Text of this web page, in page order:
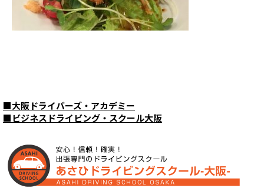
■大阪ドライバーズ・アカデミー
■ビジネスドライビング・スクール大阪